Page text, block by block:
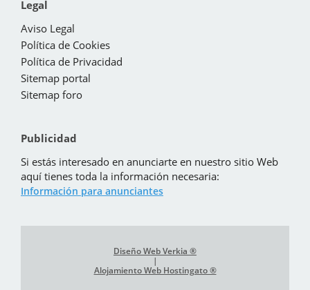
Legal
Aviso Legal
Política de Cookies
Política de Privacidad
Sitemap portal
Sitemap foro
Publicidad
Si estás interesado en anunciarte en nuestro sitio Web
aquí tienes toda la información necesaria:
Información para anunciantes
Diseño Web Verkia ®
|
Alojamiento Web Hostingato ®